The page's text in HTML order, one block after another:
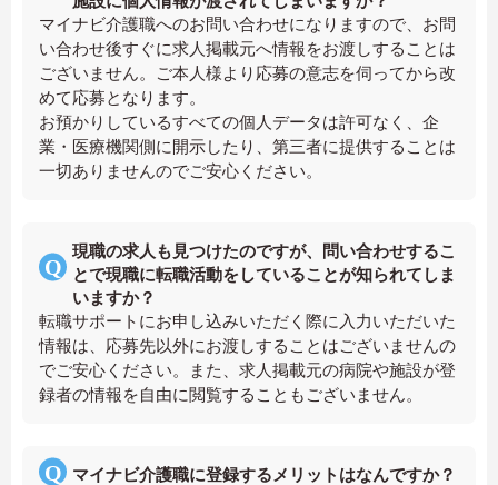
マイナビ介護職へのお問い合わせになりますので、お問
い合わせ後すぐに求人掲載元へ情報をお渡しすることは
ございません。ご本人様より応募の意志を伺ってから改
めて応募となります。
お預かりしているすべての個人データは許可なく、企
業・医療機関側に開示したり、第三者に提供することは
一切ありませんのでご安心ください。
現職の求人も見つけたのですが、問い合わせするこ
とで現職に転職活動をしていることが知られてしま
いますか？
転職サポートにお申し込みいただく際に入力いただいた
情報は、応募先以外にお渡しすることはございませんの
でご安心ください。また、求人掲載元の病院や施設が登
録者の情報を自由に閲覧することもございません。
マイナビ介護職に登録するメリットはなんですか？